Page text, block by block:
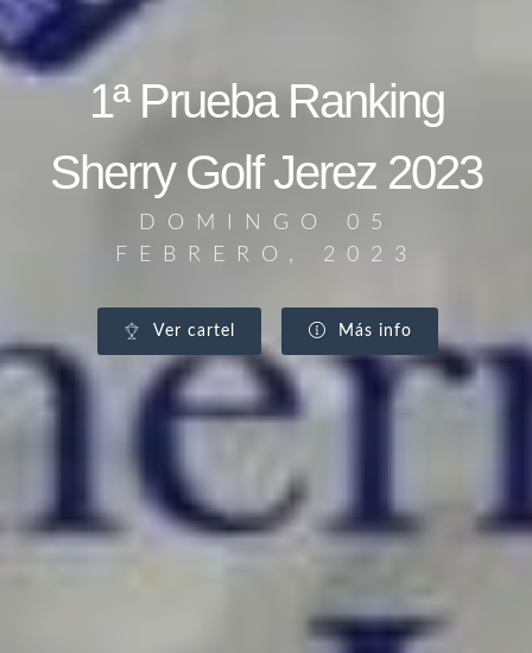
1ª Prueba Ranking
Sherry Golf Jerez 2023
DOMINGO 05
FEBRERO, 2023
Ver cartel Más info